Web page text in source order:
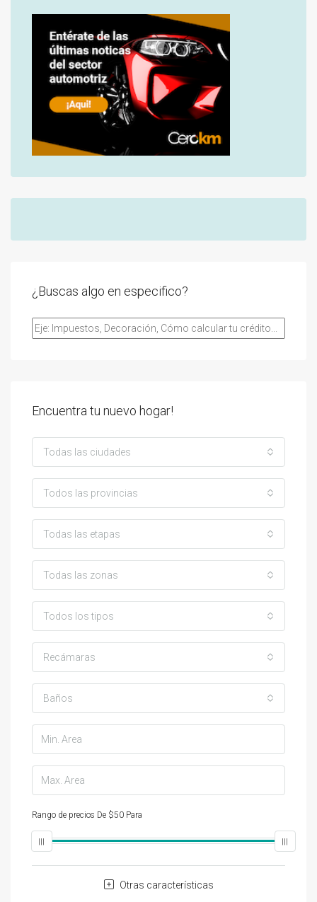
¿Buscas algo en especifico?
Encuentra tu nuevo hogar!
Todas las ciudades
Todos las provincias
Todas las etapas
Todas las zonas
Todos los tipos
Recámaras
Baños
Rango de precios De $50 Para
Otras características